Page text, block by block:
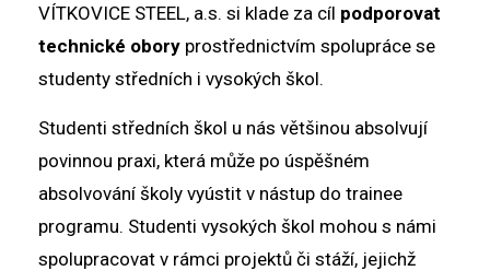
VÍTKOVICE STEEL, a.s. si klade za cíl podporovat
technické obory prostřednictvím spolupráce se
studenty středních i vysokých škol.
Studenti středních škol u nás většinou absolvují
povinnou praxi, která může po úspěšném
absolvování školy vyústit v nástup do trainee
programu. Studenti vysokých škol mohou s námi
spolupracovat v rámci projektů či stáží, jejichž